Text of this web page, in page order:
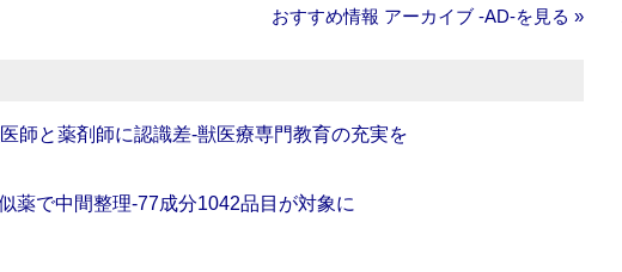
おすすめ情報 アーカイブ ‐AD‐を見る »
師と薬剤師に認識差‐獣医療専門教育の充実を
薬で中間整理‐77成分1042品目が対象に